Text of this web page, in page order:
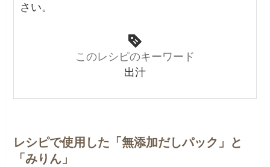
さい。
このレシピのキーワード
出汁
レシピで使用した「無添加だしパック」と
「みりん」